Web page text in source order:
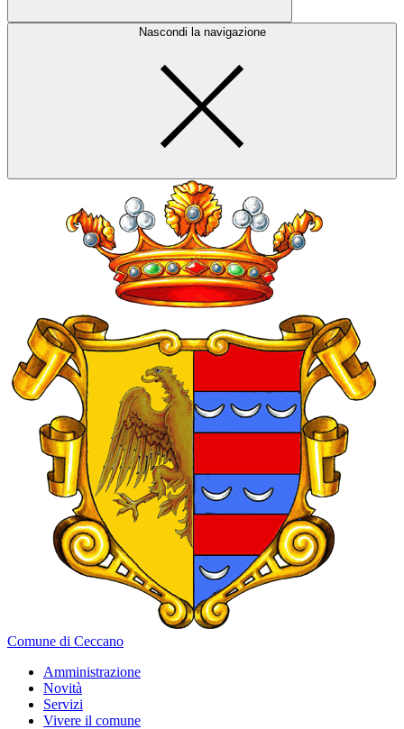
Nascondi la navigazione
Comune di Ceccano
Amministrazione
Novità
Servizi
Vivere il comune